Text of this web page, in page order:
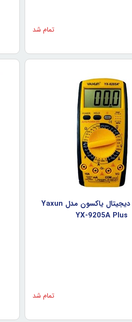
تمام شد
مولتي متر ديجيتال ياکسون مدل Yaxun
YX-9205A Plus
تمام شد